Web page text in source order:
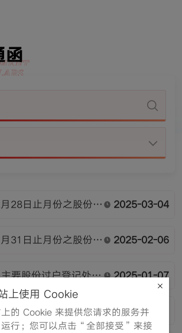
函
28日止月份之股份发
2025-03-04
31日止月份之股份发
2025-02-06
要股份过户登记处及
2025-01-07
月31日止月份之股份
动月报表
2025-01-03
上使用 Cookie
的 Cookie 来提供您请求的服务并
运行；您可以点击“全部接受”来接